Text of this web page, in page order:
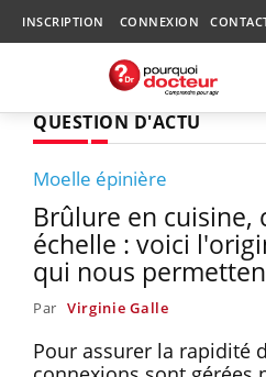
INSCRIPTION CONNEXION
QUESTION D'ACTU
Moelle épinière
Brûlure en cuisine,
échelle : voici
qui nous
Par Virginie Galle
Pour assurer la rapidité